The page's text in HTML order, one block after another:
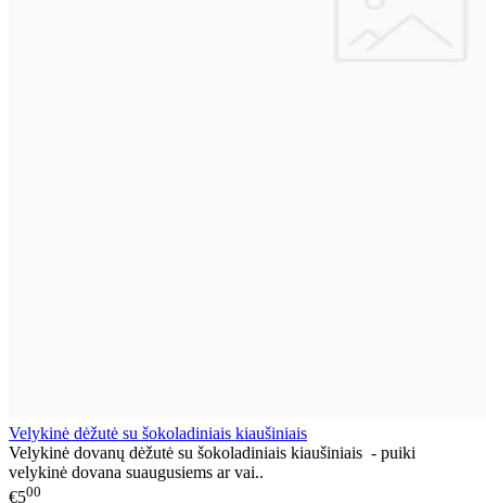
Velykinė dėžutė su šokoladiniais kiaušiniais
Velykinė dovanų dėžutė su šokoladiniais kiaušiniais - puiki
velykinė dovana suaugusiems ar vai..
€500